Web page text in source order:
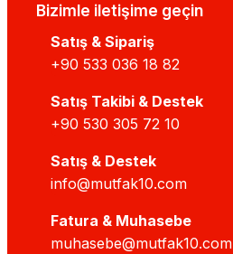
Bizimle iletişime geçin
Satış & Sipariş
+90 533 036 18 82
Satış Takibi & Destek
+90 530 305 72 10
Satış & Destek
info@mutfak10.com
Fatura & Muhasebe
muhasebe@mutfak10.com